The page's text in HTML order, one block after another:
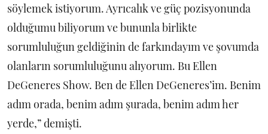
söylemek istiyorum. Ayrıcalık ve güç pozisyonunda
olduğumu biliyorum ve bununla birlikte
sorumluluğun geldiğinin de farkındayım ve şovumda
olanların sorumluluğunu alıyorum. Bu Ellen
DeGeneres Show. Ben de Ellen DeGeneres’im. Benim
adım orada, benim adım şurada, benim adım her
yerde,” demişti.